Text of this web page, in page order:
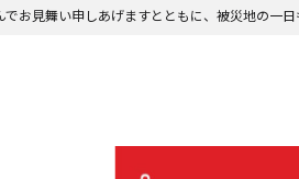
お見舞い申しあげますとともに、被災地の一